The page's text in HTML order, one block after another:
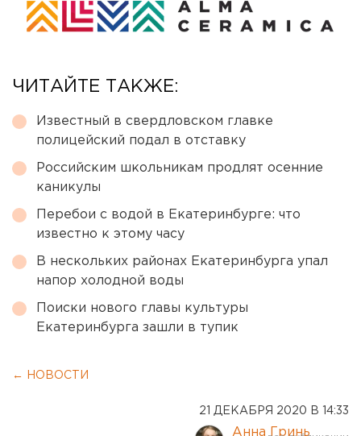
ЧИТАЙТЕ ТАКЖЕ:
Известный в свердловском главке
полицейский подал в отставку
Российским школьникам продлят осенние
каникулы
Перебои с водой в Екатеринбурге: что
известно к этому часу
В нескольких районах Екатеринбурга упал
напор холодной воды
Поиски нового главы культуры
Екатеринбурга зашли в тупик
← НОВОСТИ
21 ДЕКАБРЯ 2020 В 14:33
Анна Гринь